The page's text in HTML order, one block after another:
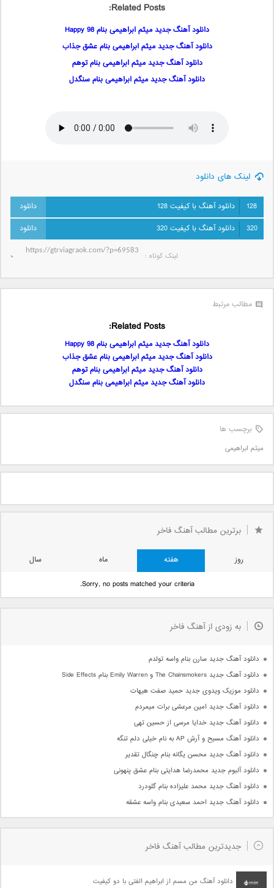
Related Posts:
دانلود آهنگ جدید میثم ابراهیمی بنام Happy 98
دانلود آهنگ جدید میثم ابراهیمی بنام عشق جذاب
دانلود آهنگ جدید میثم ابراهیمی بنام توهم
دانلود آهنگ جدید میثم ابراهیمی بنام سنگدل
لینک های دانلود
128
دانلود آهنگ با کیفیت 128
320
دانلود آهنگ با کیفیت 320
لینک کوتاه‌ :
مطالب مرتبط
Related Posts:
دانلود آهنگ جدید میثم ابراهیمی بنام Happy 98
دانلود آهنگ جدید میثم ابراهیمی بنام عشق جذاب
دانلود آهنگ جدید میثم ابراهیمی بنام توهم
دانلود آهنگ جدید میثم ابراهیمی بنام سنگدل
برچسب ها
میثم ابراهیمی
برترین مطالب آهنگ فاخر
روز هفته ماه
سال
Sorry, no posts matched your criteria.
به زودی از آهنگ فاخر
دانلود آهنگ جدید سارن بنام واسه تولدم
دانلود آهنگ جدید The Chainsmokers و Emily Warren بنام Side Effects
دانلود موزیک ویدوی جدید حمید صفت هیهات
دانلود آهنگ جدید امین مرعشی برات میمردم
دانلود آهنگ جدید خدایا مرسی از حسین تهی
دانلود آهنگ مسیح و آرش AP به نام خیلی دلم تنگه
دانلود آهنگ جدید محسن یگانه بنام چنگال تقدیر
دانلود آلبوم جدید محمدرضا هدایتی بنام عشق پنهونی
دانلود آهنگ جدید محمد علیزاده بنام گلودرد
دانلود آهنگ جدید احمد سعیدی بنام واسه عشقه
جدیدترین مطالب آهنگ فاخر
دانلود آهنگ من مسم از ابراهیم الفتی با دو کیفیت